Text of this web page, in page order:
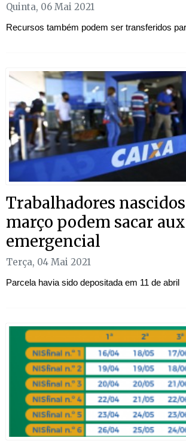
Quinta, 06 Mai 2021
Recursos também podem ser transferidos
Trabalhadores
março podem sacar
emergencial
Terça, 04 Mai 2021
Parcela havia sido depositada em 11 de abril